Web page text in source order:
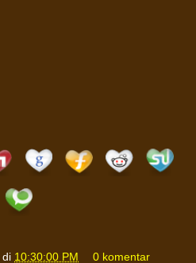
di 10:30:00 PM 0 komentar